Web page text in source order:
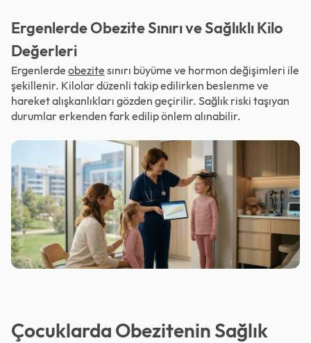
Ergenlerde Obezite Sınırı ve Sağlıklı Kilo
Değerleri
Ergenlerde obezite sınırı büyüme ve hormon değişimleri ile
şekillenir. Kilolar düzenli takip edilirken beslenme ve
hareket alışkanlıkları gözden geçirilir. Sağlık riski taşıyan
durumlar erkenden fark edilip önlem alınabilir.
Çocuklarda Obezitenin Sağlık